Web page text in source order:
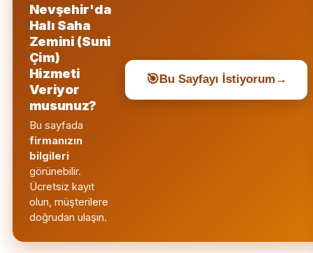
Nevşehir'da
Halı Saha
Zemini (Suni
Çim)
Hizmeti
Veriyor
musunuz?
Bu sayfada
firmanızın
bilgileri
görünebilir.
Ücretsiz kayıt
olun, müşterilere
doğrudan ulaşın.
🎯 Bu Sayfayı İstiyorum →